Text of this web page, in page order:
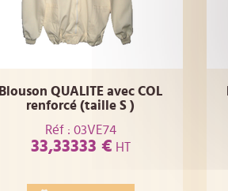
Blouson QUALITE avec COL
renforcé (taille S )
Réf : 03VE74
33,33333 € HT